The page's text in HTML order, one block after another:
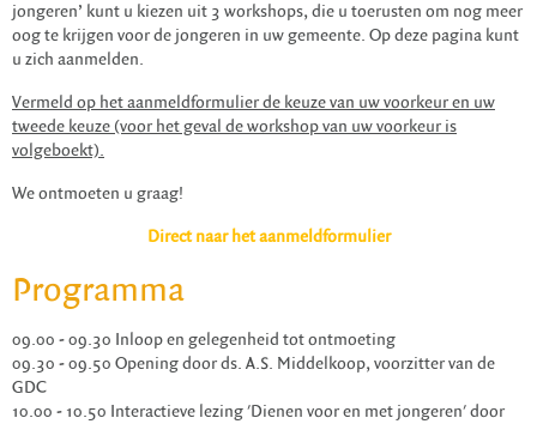
jongeren’ kunt u kiezen uit 3 workshops, die u toerusten om nog meer
oog te krijgen voor de jongeren in uw gemeente. Op deze pagina kunt
u zich aanmelden.
Vermeld op het aanmeldformulier de keuze van uw voorkeur en uw
tweede keuze (voor het geval de workshop van uw voorkeur is
volgeboekt).
We ontmoeten u graag!
Direct naar het aanmeldformulier
Programma
09.00 - 09.30 Inloop en gelegenheid tot ontmoeting
09.30 - 09.50 Opening door ds. A.S. Middelkoop, voorzitter van de
GDC
10.00 - 10.50 Interactieve lezing 'Dienen voor en met jongeren' door